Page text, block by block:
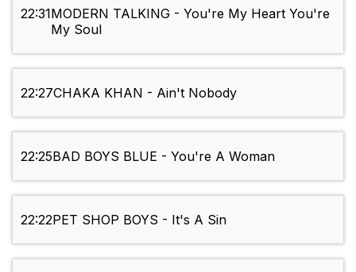
22:31MODERN TALKING - You're My Heart You're
My Soul
22:27CHAKA KHAN - Ain't Nobody
22:25BAD BOYS BLUE - You're A Woman
22:22PET SHOP BOYS - It's A Sin